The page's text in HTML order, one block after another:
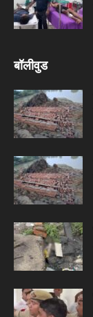
बॉलीवुड